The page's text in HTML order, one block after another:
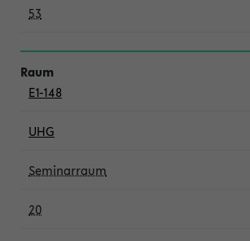
53
E1-148
UHG
Seminarraum
20